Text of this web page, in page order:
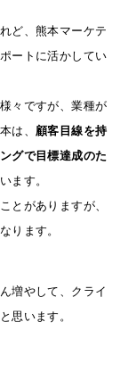
ど、熊本マーケテ
ートに活かしてい
々ですが、業種が
は、 顧客目線を持
グで目標達成のた
ます。
とがありますが、
ります。
増やして、クライ
思います。